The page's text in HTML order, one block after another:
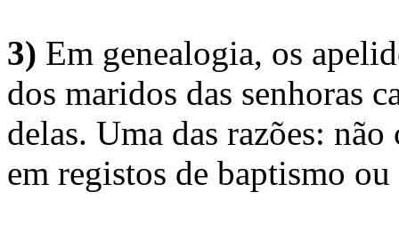
3) Em genealogia, os
dos maridos das senhoras
delas. Uma das razões:
em registos de baptismo